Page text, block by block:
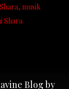
musik
Shara
Blog by